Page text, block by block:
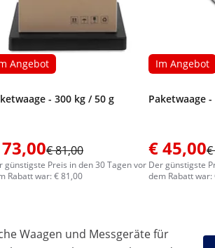
Angebot
- 300 kg / 50 g
€ 81,00
günstigste Preis in den 30 Tagen vor
Rabatt war: € 81,00
Im Angebot
Paketwaage
€ 45,00
Der günstigste
dem Rabatt war:
Waagen und Messgeräte für